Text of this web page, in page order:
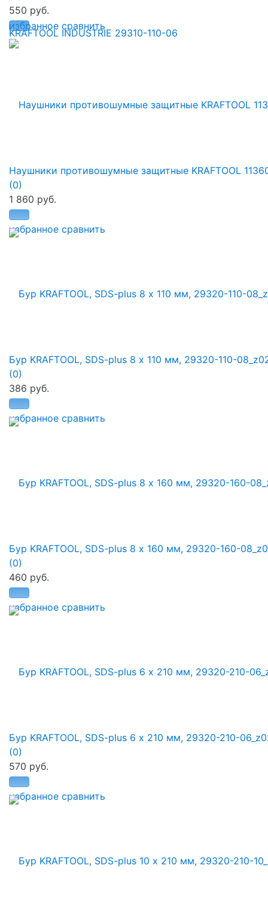
избранное сравнить
550 руб.
избранное сравнить
Наушники противошумные защитные KRAFTOOL
(0)
1 860 руб.
избранное сравнить
Бур KRAFTOOL, SDS-plus 8 х 110 мм, 29320-110-
(0)
386 руб.
избранное сравнить
Бур KRAFTOOL, SDS-plus 8 х 160 мм, 29320-160-
(0)
460 руб.
избранное сравнить
Бур KRAFTOOL, SDS-plus 6 х 210 мм, 29320-210-
(0)
570 руб.